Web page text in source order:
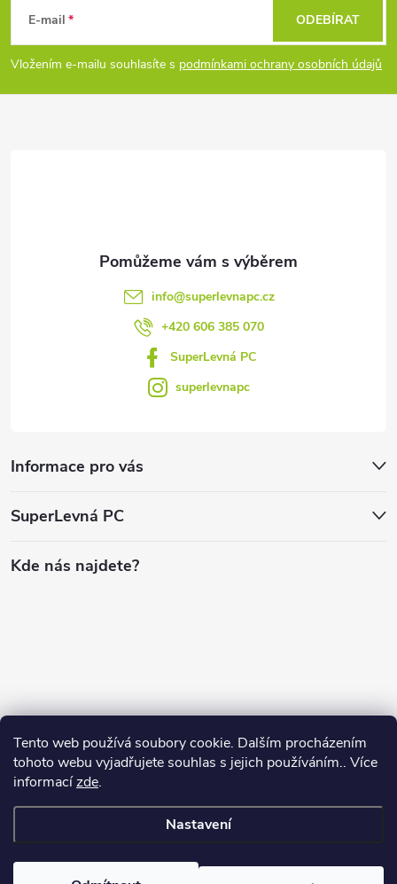
Tento web používá soubory cookie. Dalším procházením
tohoto webu vyjadřujete souhlas s jejich používáním.. Více
informacízde.
Nastavení
p
a
E-mail
Vložením e-mailu souhlasíte s podmínkami ochrany osobních údajů
ODEBÍRAT
info@superlevnapc.cz
+420 606 385 070
SuperLevná PC
superlevnapc
Informace pro vás
SuperLevná PC
Kde nás najdete?
SuperLevnaPC. Všechna práva vyhrazena.